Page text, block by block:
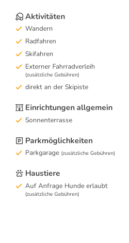
Aktivitäten
Wandern
Radfahren
Skifahren
Externer Fahrradverleih
(zusätzliche Gebühren)
direkt an der Skipiste
Einrichtungen allgemein
Sonnenterrasse
Parkmöglichkeiten
Parkgarage (zusätzliche Gebühren)
Haustiere
Auf Anfrage Hunde erlaubt
(zusätzliche Gebühren)